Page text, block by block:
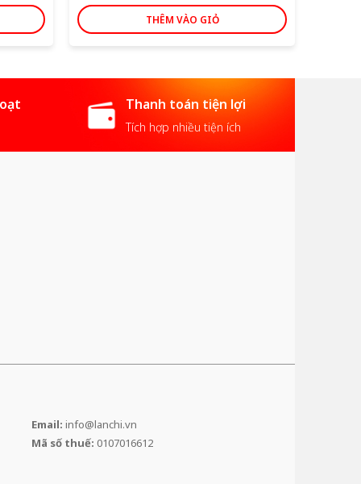
THÊM VÀO GIỎ
Thanh toán tiện lợi
Tích hợp nhiều tiện ích
Email: info@lanchi.vn
Mã số thuế: 0107016612